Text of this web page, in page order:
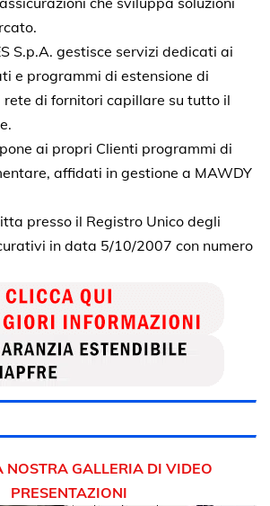
S.p.A. gestisce servizi dedicati ai
e programmi di estensione di
rete di fornitori capillare su tutto il
ai propri Clienti programmi di
affidati in gestione a MAWDY
presso il Registro Unico degli
in data 5/10/2007 con numero
NOSTRA GALLERIA DI VIDEO
PRESENTAZIONI